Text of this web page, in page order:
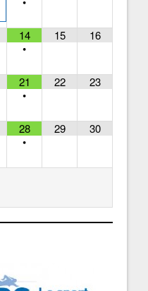
14
•
15 16
21
•
22 23
28
•
29 30